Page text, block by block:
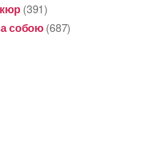
(391)
собою(687)